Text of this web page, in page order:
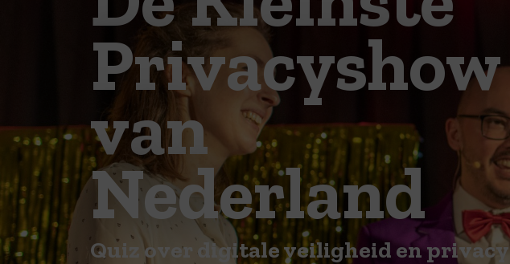
Privacyshow
van
Nederland
Quiz over digitale veiligheid en privacy